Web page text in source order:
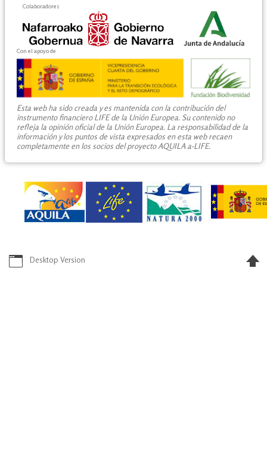
Colaboradores
Con el apoyo de
Esta web ha sido creada y es mantenida con la contribución del
instrumento financiero LIFE de la Unión Europea. Su contenido no
refleja la opinión oficial de la Unión Europea. La responsabilidad de la
información y los puntos de vista expresados en esta web recaen
completamente en los socios del proyecto AQUILA a-LIFE.
Desktop Version